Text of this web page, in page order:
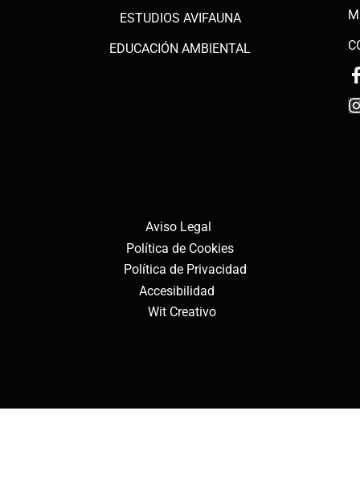
ESTUDIOS AVIFAUNA
EDUCACIÓN AMBIENTAL
Aviso Legal
Política de Cookies
Política de Privacidad
Accesibilidad
Wit Creativo